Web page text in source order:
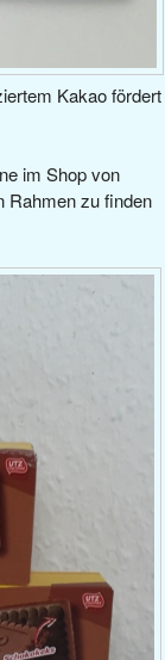
Kakao fördert
im Shop von
Rahmen zu finden